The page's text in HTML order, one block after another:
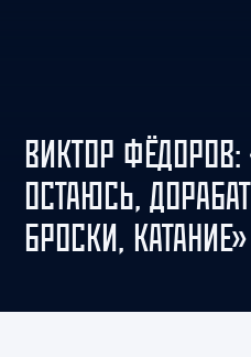
ВИКТОР ФЁДОРОВ:
ОСТАЮСЬ,
БРОСКИ, КАТАНИЕ»